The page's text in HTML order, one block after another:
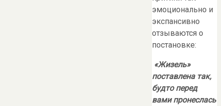
эмоционально и
экспансивно
отзываются о
постановке:
«Жизель»
поставлена так,
будто перед
вами пронеслась